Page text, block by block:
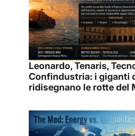
Leonardo, Tenaris,
Confindustria: i giganti
ridisegnano le rotte del